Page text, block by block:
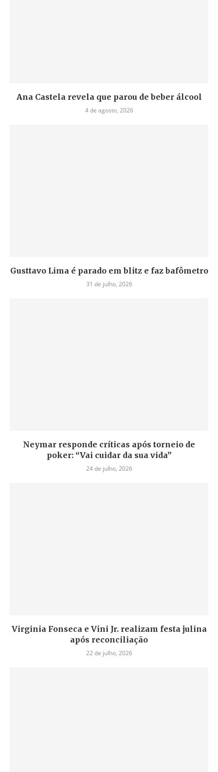
Ana Castela revela que parou de beber álcool
4 de agosto, 2026
Gusttavo Lima é parado em blitz e faz bafômetro
31 de julho, 2026
Neymar responde críticas após torneio de
poker: “Vai cuidar da sua vida”
24 de julho, 2026
Virginia Fonseca e Vini Jr. realizam festa julina
após reconciliação
22 de julho, 2026